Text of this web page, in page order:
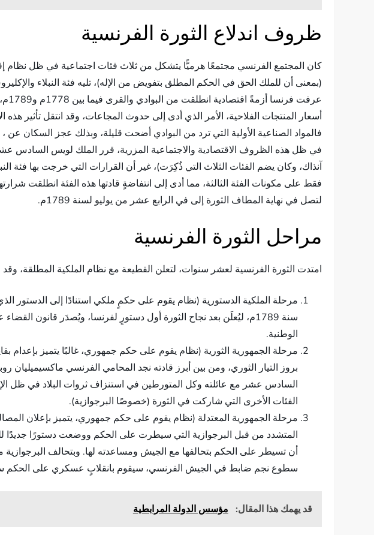
ظروف اندلاع الثورة الفرنسية
كان المجتمع الفرنسي مجتمعًا هرميًّا يتشكل من ثلاث فئات اجتماعية في ظل
(بمعنى أن للملك الحق في الحكم المطلق بتفويض من الإله)، تليه فئة النبلاء
أسعار المنتجات الفلاحية، الأمر الذي أدى إلى حدوث المجاعات، وقد انتقل تأثير
فالمواد الصناعية الأولية التي ترد من البوادي أضحت قليلة، وبذلك عجز السكان
في ظل هذه الظروف الاقتصادية والاجتماعية المزرية، قرر الملك لويس السادس
آنذاك، وكان يضم الفئات الثلاث التي ذُكِرَت)، غير أن القرارات التي خرجت بها فئة
فقط على مكونات الفئة الثالثة، مما أدى إلى انتفاضةٍ قادتها هذه الفئة انطلقت
لتصل في نهاية المطاف الثورة إلى في الرابع عشر من يوليو لسنة 1789م.
مراحل الثورة الفرنسية
امتدت الثورة الفرنسية لعشر سنوات، لتعلن القطيعة مع نظام الملكية المطلقة،
مرحلة الملكية الدستورية (نظام يقوم على حكمٍ ملكي استنادًا إلى الدستور
سنة 1789م، ليُعلَن بعد نجاح الثورة أول دستورٍ لفرنسا، ويُصدَر قانون
الوطنية.
بروز التيار الثوري، ومن بين أبرز قادته نجد المحامي الفرنسي
السادس عشر مع عائلته وكل المتورطين في استنزاف ثروات البلاد في ظل
الفئات الأخرى التي شاركت في الثورة (خصوصًا البرجوازية).
المتشدد من قبل البرجوازية التي سيطرت على الحكم ووضعت دستورًا جديدًا
أن تسيطر على الحكم بتحالفها مع الجيش ومساعدته لها. وبتحالف
سطوع نجم ضابط في الجيش الفرنسي، سيقوم بانقلابٍ عسكري على الحكم سنة 1799م، واضعًا حدًّا لثورةٍ دامت لعشر سنوات، ألا وهو نابليون
قد يهمك هذا المقال: مؤسس الدولة المرابطية